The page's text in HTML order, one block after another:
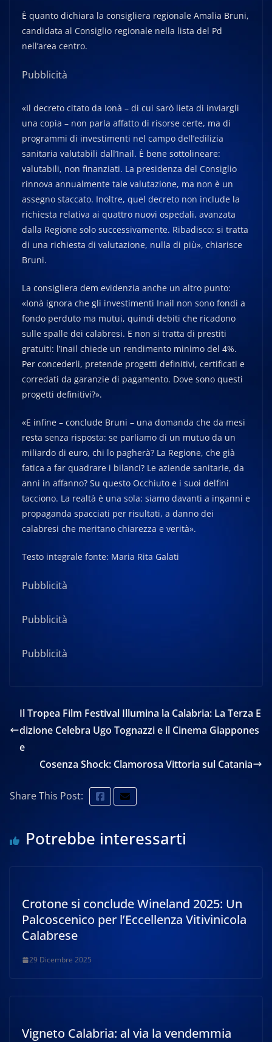
È quanto dichiara la consigliera regionale Amalia Bruni,
candidata al Consiglio regionale nella lista del Pd
nell’area centro.
Pubblicità
«Il decreto citato da Ionà – di cui sarò lieta di inviargli
una copia – non parla affatto di risorse certe, ma di
programmi di investimenti nel campo dell’edilizia
sanitaria valutabili dall’Inail. È bene sottolineare:
valutabili, non finanziati. La presidenza del Consiglio
rinnova annualmente tale valutazione, ma non è un
assegno staccato. Inoltre, quel decreto non include la
richiesta relativa ai quattro nuovi ospedali, avanzata
dalla Regione solo successivamente. Ribadisco: si tratta
di una richiesta di valutazione, nulla di più», chiarisce
Bruni.
La consigliera dem evidenzia anche un altro punto:
«Ionà ignora che gli investimenti Inail non sono fondi a
fondo perduto ma mutui, quindi debiti che ricadono
sulle spalle dei calabresi. E non si tratta di prestiti
gratuiti: l’Inail chiede un rendimento minimo del 4%.
Per concederli, pretende progetti definitivi, certificati e
corredati da garanzie di pagamento. Dove sono questi
progetti definitivi?».
«E infine – conclude Bruni – una domanda che da mesi
resta senza risposta: se parliamo di un mutuo da un
miliardo di euro, chi lo pagherà? La Regione, che già
fatica a far quadrare i bilanci? Le aziende sanitarie, da
anni in affanno? Su questo Occhiuto e i suoi delfini
tacciono. La realtà è una sola: siamo davanti a inganni e
propaganda spacciati per risultati, a danno dei
calabresi che meritano chiarezza e verità».
Testo integrale fonte: Maria Rita Galati
Pubblicità
Pubblicità
Pubblicità
Il Tropea Film Festival Illumina la Calabria: La Terza E
dizione Celebra Ugo Tognazzi e il Cinema Giappones
e
Cosenza Shock: Clamorosa Vittoria sul Catania
Share This Post:
Potrebbe interessarti
Crotone si conclude Wineland 2025: Un
Palcoscenico per l’Eccellenza Vitivinicola
Calabrese
29 Dicembre 2025
Vigneto Calabria: al via la vendemmia